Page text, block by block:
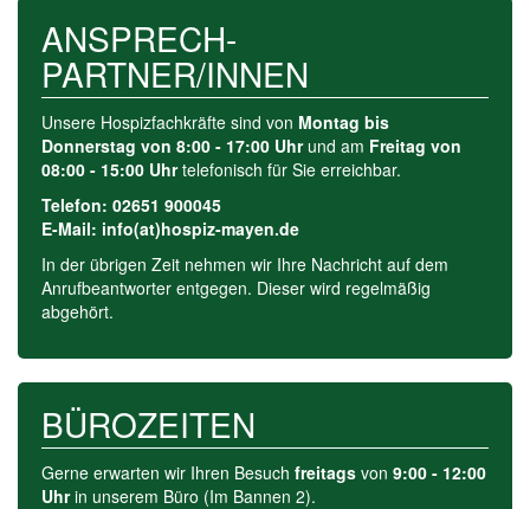
ANSPRECH­-
PARTNER/INNEN
Unsere Hospizfachkräfte sind von Montag bis
Donnerstag von 8:00 - 17:00 Uhrund am Freitag von
08:00 - 15:00 Uhrtelefonisch für Sie erreichbar.
Telefon: 02651 900045
E-Mail: info(at)hospiz-mayen.de
In der übrigen Zeit nehmen wir Ihre Nachricht auf dem
Anrufbeant­worter entgegen. Dieser wird regelmäßig
abgehört.
BÜROZEITEN
Gerne erwarten wir Ihren Besuch freitags von 9:00 - 12:00
Uhrin unserem Büro (Im Bannen 2).